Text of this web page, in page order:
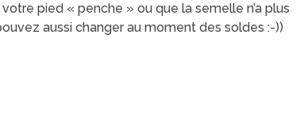
votre pied « penche » ou que la semelle n’a plus
aussi changer au moment des soldes :-))